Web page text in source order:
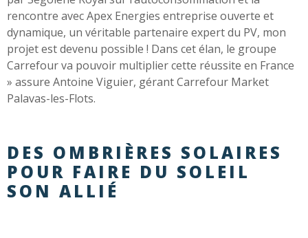
rencontre avec Apex Energies entreprise ouverte et
dynamique, un véritable partenaire expert du PV, mon
projet est devenu possible ! Dans cet élan, le groupe
Carrefour va pouvoir multiplier cette réussite en France
» assure Antoine Viguier, gérant Carrefour Market
Palavas-les-Flots.
DES OMBRIÈRES SOLAIRES
POUR FAIRE DU SOLEIL
SON ALLIÉ